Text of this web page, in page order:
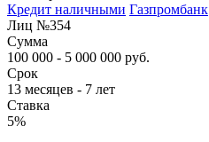
Кредит наличными Газпромбанк
Лиц №354
Сумма
100 000 - 5 000 000 руб.
Срок
13 месяцев - 7 лет
Ставка
5%